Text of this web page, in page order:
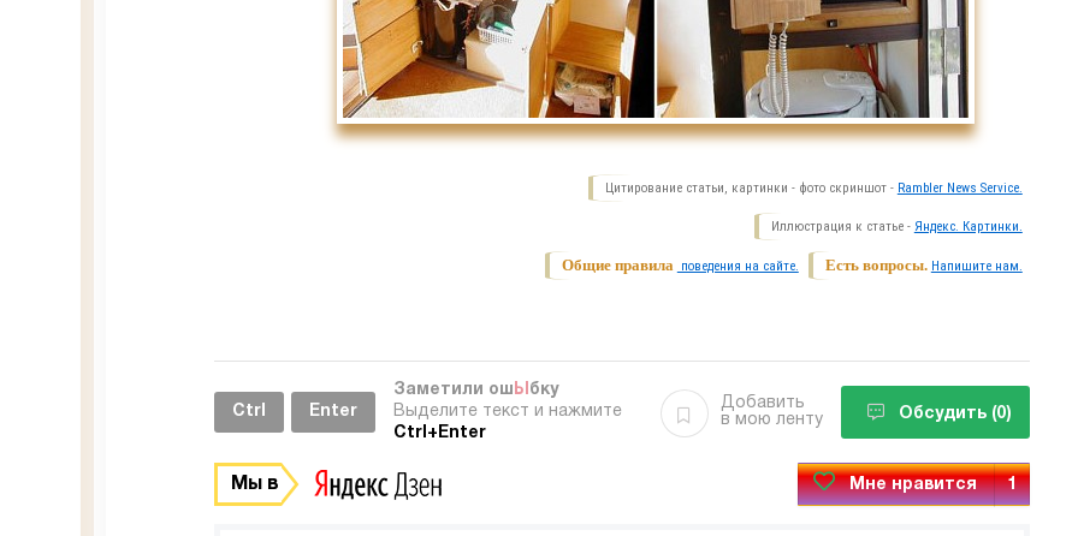
Цитирование статьи, картинки - фото скриншот - Rambler News Service.
Иллюстрация к статье - Яндекс. Картинки.
Есть вопросы. Напишите нам.
Общие правила поведения на сайте.
Ctrl Enter
Заметили ош Ы бку
Выделите текст и нажмите
Ctrl+Enter
Добавить
в мою ленту
Обсудить (0)
Мы в Мне нравится 1